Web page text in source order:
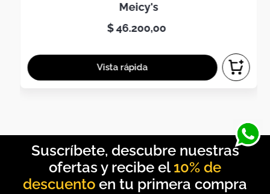
meicy's
$46.200,00
10% de
descuento